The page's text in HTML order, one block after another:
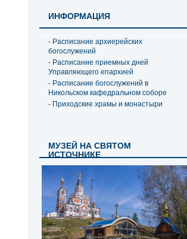
ИНФОРМАЦИЯ
- Расписание архиерейских
богослужений
- Расписание приемных дней
Управляющего епархией
- Расписание богослужений в
Никольском кафедральном соборе
- Приходские храмы и монастыри
МУЗЕЙ НА СВЯТОМ
ИСТОЧНИКЕ